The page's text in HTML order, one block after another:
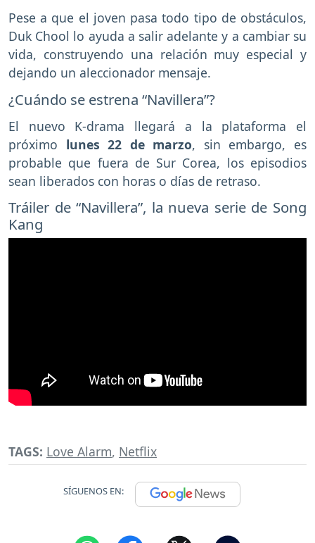
Pese a que el joven pasa todo tipo de obstáculos,
Duk Chool lo ayuda a salir adelante y a cambiar su
vida, construyendo una relación muy especial y
dejando un aleccionador mensaje.
¿Cuándo se estrena “Navillera”?
El nuevo K-drama llegará a la plataforma el
próximo lunes 22 de marzo, sin embargo, es
probable que fuera de Sur Corea, los episodios
sean liberados con horas o días de retraso.
Tráiler de “Navillera”, la nueva serie de Song
Kang
TAGS: Love Alarm, Netflix
SÍGUENOS EN: